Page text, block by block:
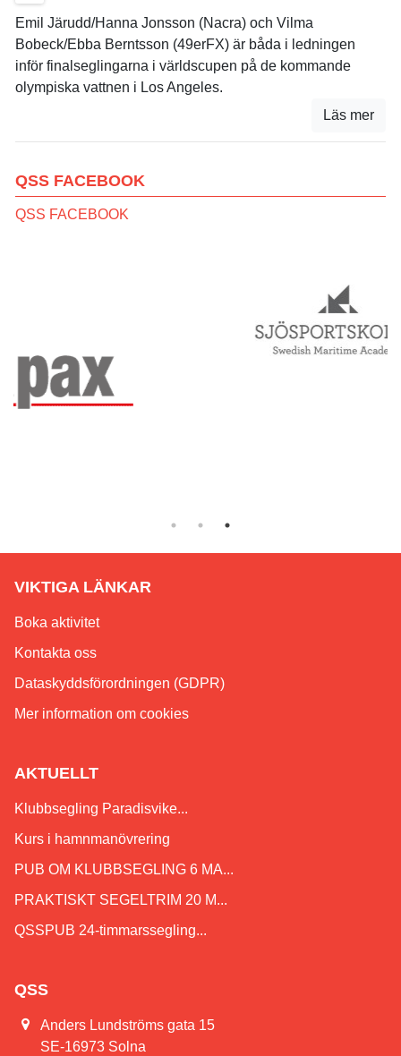
Emil Järudd/Hanna Jonsson (Nacra) och Vilma
Bobeck/Ebba Berntsson (49erFX) är båda i ledningen
inför finalseglingarna i världscupen på de kommande
olympiska vattnen i Los Angeles.
Läs mer
QSS FACEBOOK
QSS FACEBOOK
VIKTIGA LÄNKAR
Boka aktivitet
Kontakta oss
Dataskyddsförordningen (GDPR)
Mer information om cookies
AKTUELLT
Klubbsegling Paradisvike...
Kurs i hamnmanövrering
PUB OM KLUBBSEGLING 6 MA...
PRAKTISKT SEGELTRIM 20 M...
QSSPUB 24-timmarssegling...
QSS
Anders Lundströms gata 15
SE-16973 Solna